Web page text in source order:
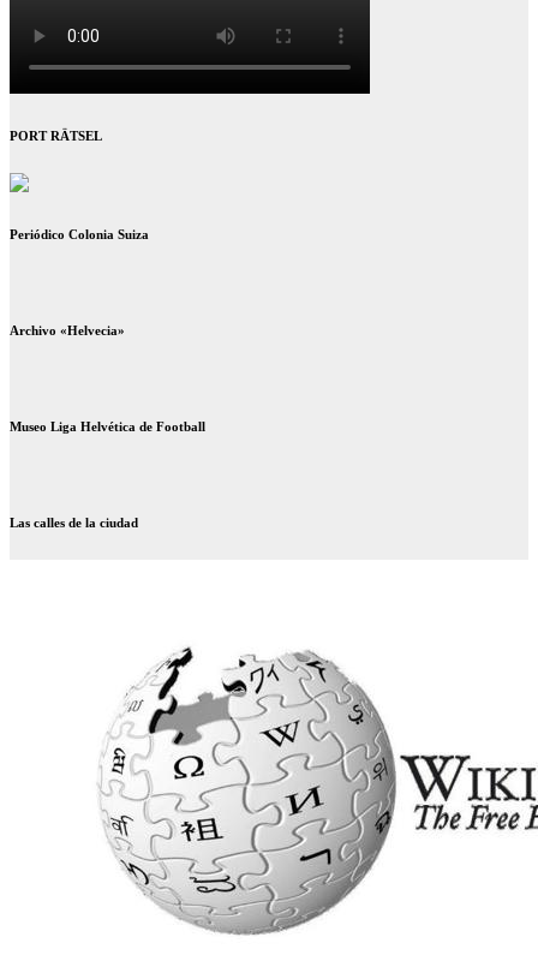
PORT RÄTSEL
Periódico Colonia Suiza
Archivo «Helvecia»
Museo Liga Helvética de Football
Las calles de la ciudad